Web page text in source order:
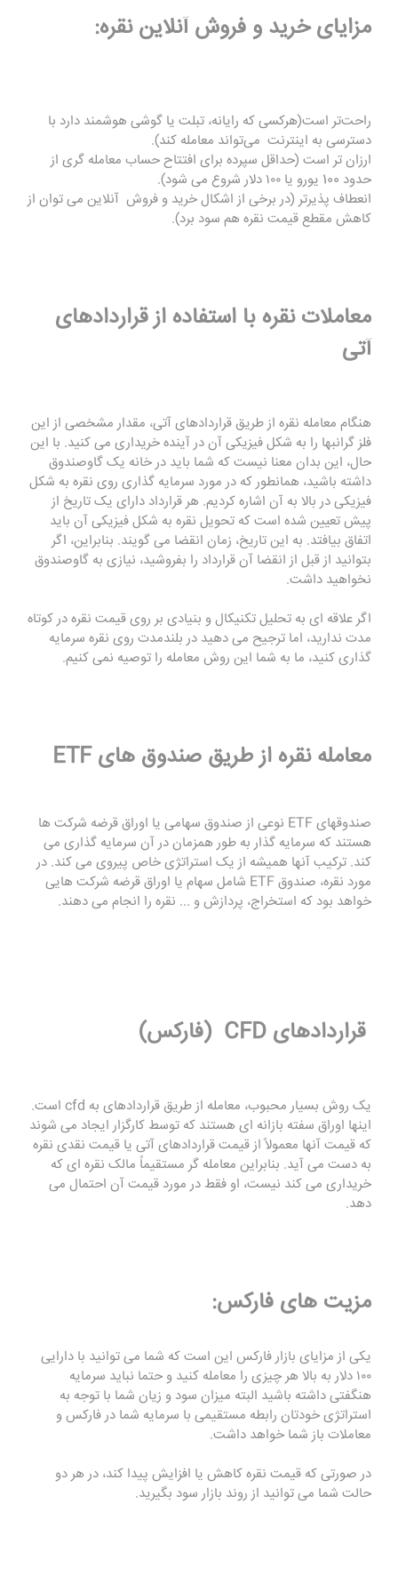
مزایای خرید و فروش آنلاین نقره:
راحت‌تر است(هرکسی که رایانه، تبلت یا گوشی هوشمند دارد با
دسترسی به اینترنت می‌تواند معامله کند).
ارزان تر است (حداقل سپرده برای افتتاح حساب معامله گری از
حدود 100 یورو یا ۱۰۰ دلار شروع می شود).
انعطاف پذیرتر (در برخی از اشکال خرید و فروش آنلاین می توان از
کاهش مقطع قیمت نقره هم سود برد).
معاملات نقره با استفاده از قراردادهای
آتی
هنگام معامله نقره از طریق قراردادهای آتی، مقدار مشخصی از این
فلز گرانبها را به شکل فیزیکی آن در آینده خریداری می کنید. با این
حال، این بدان معنا نیست که شما باید در خانه یک گاوصندوق
داشته باشید، همانطور که در مورد سرمایه گذاری روی نقره به شکل
فیزیکی در بالا به آن اشاره کردیم. هر قرارداد دارای یک تاریخ از
پیش تعیین شده است که تحویل نقره به شکل فیزیکی آن باید
اتفاق بیافتد. به این تاریخ، زمان انقضا می گویند. بنابراین، اگر
بتوانید از قبل از انقضا آن قرارداد را بفروشید، نیازی به گاوصندوق
نخواهید داشت.
اگر علاقه ای به تحلیل تکنیکال و بنیادی بر روی قیمت نقره در کوتاه
مدت ندارید، اما ترجیح می دهید در بلندمدت روی نقره سرمایه
گذاری کنید، ما به شما این روش معامله را توصیه نمی کنیم.
معامله نقره از طریق صندوق های ETF
صندوقهای ETF نوعی از صندوق سهامی یا اوراق قرضه شرکت ها
هستند که سرمایه گذار به طور همزمان در آن سرمایه گذاری می
کند. ترکیب آنها همیشه از یک استراتژی خاص پیروی می کند. در
مورد نقره، صندوق ETF شامل سهام یا اوراق قرضه شرکت هایی
خواهد بود که استخراج، پردازش و ... نقره را انجام می دهند.
قراردادهای CFD (فارکس)
یک روش بسیار محبوب، معامله از طریق قراردادهای به cfd است.
اینها اوراق سفته بازانه ای هستند که توسط کارگزار ایجاد می شوند
که قیمت آنها معمولاً از قیمت قراردادهای آتی یا قیمت نقدی نقره
به دست می آید. بنابراین معامله گر مستقیماً مالک نقره ای که
خریداری می کند نیست، او فقط در مورد قیمت آن احتمال می
دهد.
مزیت های فارکس:
یکی از مزایای بازار فارکس این است که شما می توانید با دارایی
۱۰۰ دلار به بالا هر چیزی را معامله کنید و حتما نبايد سرمایه
هنگفتی داشته باشید البته ميزان سود و زیان شما با توجه به
استراتژی خودتان رابطه مستقیمی با سرمایه شما در فارکس و
معاملات باز شما خواهد داشت.
در صورتی که قیمت نقره کاهش یا افزایش پیدا کند، در هر دو
حالت شما می توانید از روند بازار سود بگیرید.